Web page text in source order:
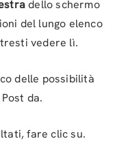
dello schermo
del lungo elenco
vedere lì.
delle possibilità
da.
fare clic su.